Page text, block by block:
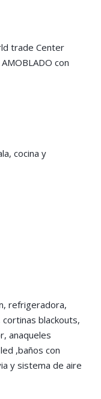
trade Center
con
cocina y
refrigeradora,
blackouts,
anaqueles
,baños con
y sistema de aire